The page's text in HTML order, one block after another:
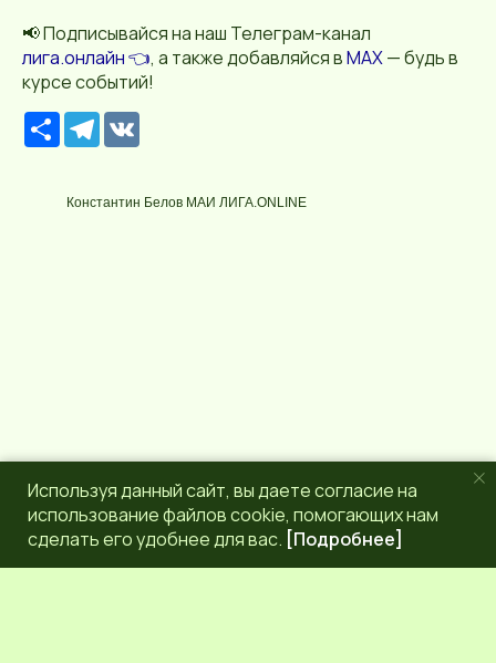
📢 Подписывайся на наш Телеграм-канал
лига.онлайн 👈, а также добавляйся вMAX— будь в
курсе событий!
Р
е
р
с
T
e
r
Константин Белов МАИ ЛИГА.ONLINE
Используя данный сайт, вы даете согласие на
использование файлов cookie, помогающих нам
сделать его удобнее для вас. [Подробнее]